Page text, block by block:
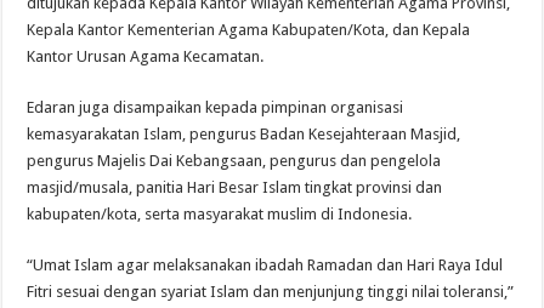
Kepala Kantor Kementerian Agama Kabupaten/Kota, dan Kepala
Kantor Urusan Agama Kecamatan.
Edaran juga disampaikan kepada pimpinan organisasi
kemasyarakatan Islam, pengurus Badan Kesejahteraan Masjid,
pengurus Majelis Dai Kebangsaan, pengurus dan pengelola
masjid/musala, panitia Hari Besar Islam tingkat provinsi dan
kabupaten/kota, serta masyarakat muslim di Indonesia.
“Umat Islam agar melaksanakan ibadah Ramadan dan Hari Raya Idul
Fitri sesuai dengan syariat Islam dan menjunjung tinggi nilai toleransi,”